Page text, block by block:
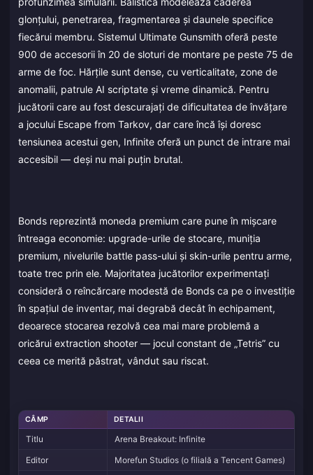
glonțului, penetrarea, fragmentarea și daunele specifice
fiecărui membru. Sistemul Ultimate Gunsmith oferă peste
900 de accesorii în 20 de sloturi de montare pe peste 75 de
arme de foc. Hărțile sunt dense, cu verticalitate, zone de
anomalii, patrule AI scriptate și vreme dinamică. Pentru
jucătorii care au fost descurajați de dificultatea de învățare
a jocului Escape from Tarkov, dar care încă își doresc
tensiunea acestui gen, Infinite oferă un punct de intrare mai
accesibil — deși nu mai puțin brutal.
Bonds reprezintă moneda premium care pune în mișcare
întreaga economie: upgrade-urile de stocare, muniția
premium, nivelurile battle pass-ului și skin-urile pentru arme,
toate trec prin ele. Majoritatea jucătorilor experimentați
consideră o reîncărcare modestă de Bonds ca pe o investiție
în spațiul de inventar, mai degrabă decât în echipament,
deoarece stocarea rezolvă cea mai mare problemă a
oricărui extraction shooter — jocul constant de „Tetris” cu
ceea ce merită păstrat, vândut sau riscat.
CÂMP DETALII
Titlu
Arena Breakout: Infinite
Editor
Morefun Studios (o filială a Tencent Games)